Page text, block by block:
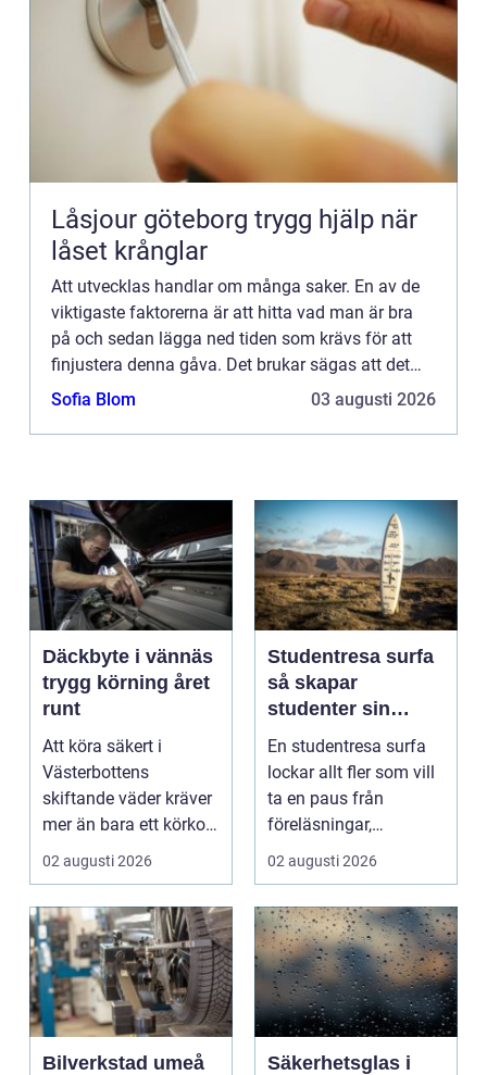
Låsjour göteborg trygg hjälp när
låset krånglar
Att utvecklas handlar om många saker. En av de
viktigaste faktorerna är att hitta vad man är bra
på och sedan lägga ned tiden som krävs för att
finjustera denna gåva. Det brukar sägas att det
krävs 10 000 timmar för att verkligen lära sig en
Sofia Blom 03 augusti 2026
Däckbyte i vännäs
trygg körning året
runt
Att köra säkert i
Västerbottens
skiftande väder kräver
mer än bara ett körkort
och en pålitlig bil. ...
02 augusti 2026
Studentresa surfa
så skapar
studenter sin
ultimata paus från
plugget
En studentresa surfa
lockar allt fler som vill
ta en paus från
föreläsningar,
tentaplugg och sena
02 augusti 2026
Bilverkstad umeå
Säkerhetsglas i